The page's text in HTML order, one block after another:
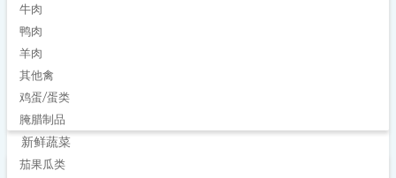
牛肉
鸭肉
羊肉
其他禽
鸡蛋/蛋类
腌腊制品
新鲜蔬菜
茄果瓜类